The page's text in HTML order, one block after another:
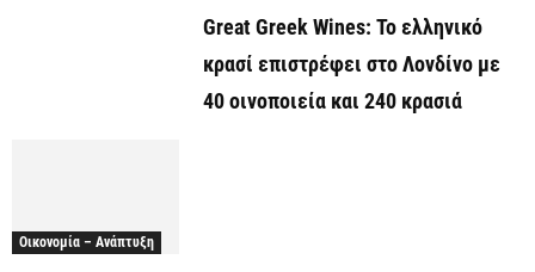
Great Greek Wines: Το ελληνικό
κρασί επιστρέφει στο Λονδίνο με
40 οινοποιεία και 240 κρασιά
Οικονομία – Ανάπτυξη